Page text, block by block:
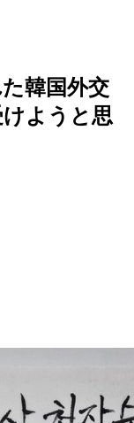
韓国外交
ようと思